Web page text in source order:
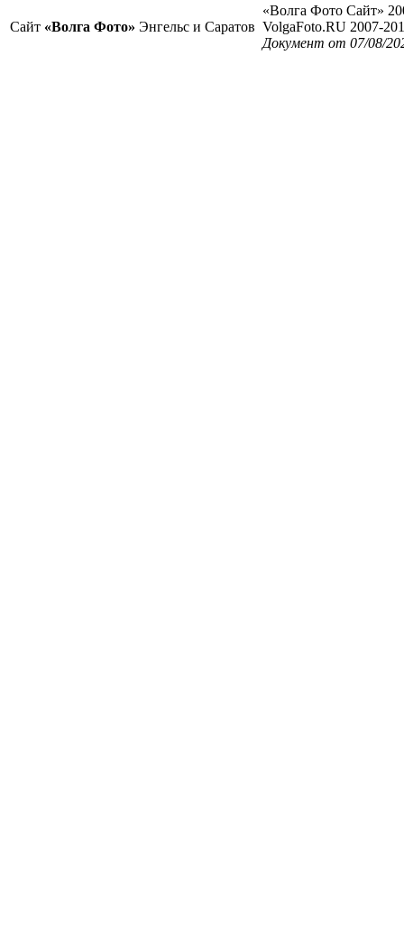
Сайт «Волга Фото» Энгельс и Саратов
«Волга Фото Сайт»
VolgaFoto.RU 2007-
Документ от 07/08/